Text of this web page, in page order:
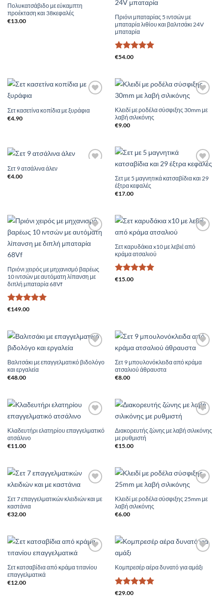
Πολυκατσάβιδο με εύκαμπτη
προέκταση και 38κεφαλές
€13.00
Πριόνι μπαταρίας 5 ιντσών με
μπαταρία λιθίου και βαλιτσάκι 24V
μπαταρία
Βαθμολογήθηκε
€54.00
Σετ κασετίνα κοπίδια με ξυράφια
€4.90
Κλειδί με ροδέλα σύσφιξης 30mm με
λαβή σιλικόνης
€9.00
Σετ 9 ατσάλινα άλεν
€4.00
Add to
Σετ με 5 μαγνητικά κατσαβίδια και 29
έξτρα κεφαλές
€17.00
Add to
Wishlist
Πριόνι χειρός με μηχανισμό βαρέως
10 ιντσών με αυτόματη λίπανση με
διπλή μπαταρία 68Vf
Βαθμολογήθηκε
€149.00
Wishlist
Σετ καρυδάκια x10 με λεβιέ από
κράμα ατσαλιού
Βαθμολογήθηκε
€15.00
Wishlist
Βαλιτσάκι με επαγγελματικό βιδολόγο
και εργαλεία
€48.00
Wishlist
Σετ 9 μπουλονόκλειδα από κράμα
ατσαλιού άθραυστα
€8.00
Wishlist
Κλαδευτήρι ελατηρίου επαγγελματικό
ατσάλινο
€11.00
Wishlist
Διακορευτής ζώνης με λαβή σιλικόνης
με ρυθμιστή
€15.00
Σετ 7 επαγγελματικών κλειδιών και με
καστάνια
€32.00
Κλειδί με ροδέλα σύσφιξης 25mm με
λαβή σιλικόνης
€6.00
Wishlist
Σετ κατσαβίδια από κράμα τιτανίου
επαγγελματικά
€12.00
Wishlist
Κομπρεσέρ αέρα δυνατό για αμάξι
Βαθμολογήθηκε
€29.00